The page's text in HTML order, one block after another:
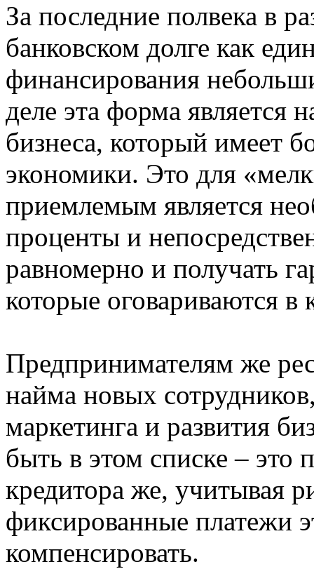
За последние полвека в
банковском долге как
финансирования
деле эта форма является
бизнеса, который имеет
экономики. Это для
приемлемым является
проценты и
равномерно и получать
которые оговариваются в
Предпринимателям же
найма новых
маркетинга и развития
быть в этом списке –
кредитора же, учитывая
фиксированные платежи
компенсировать.